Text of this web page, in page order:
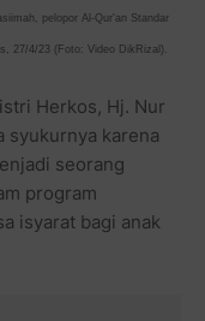
pelopor Al-Qur'an Standar
27/4/23 (Foto: Video DikRizal).
Herkos, Hj. Nur
syukurnya karena
seorang
program
isyarat bagi anak